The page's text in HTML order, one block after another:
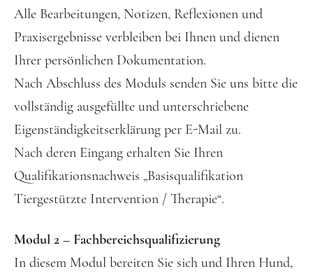
Alle Bearbeitungen, Notizen, Reflexionen und
Praxisergebnisse verbleiben bei Ihnen und dienen
Ihrer persönlichen Dokumentation.
Nach Abschluss des Moduls senden Sie uns bitte die
vollständig ausgefüllte und unterschriebene
Eigenständigkeitserklärung per E-Mail zu.
Nach deren Eingang erhalten Sie Ihren
Qualifikationsnachweis „Basisqualifikation
Tiergestützte Intervention / Therapie“.
Modul 2 – Fachbereichsqualifizierung
In diesem Modul bereiten Sie sich und Ihren Hund,